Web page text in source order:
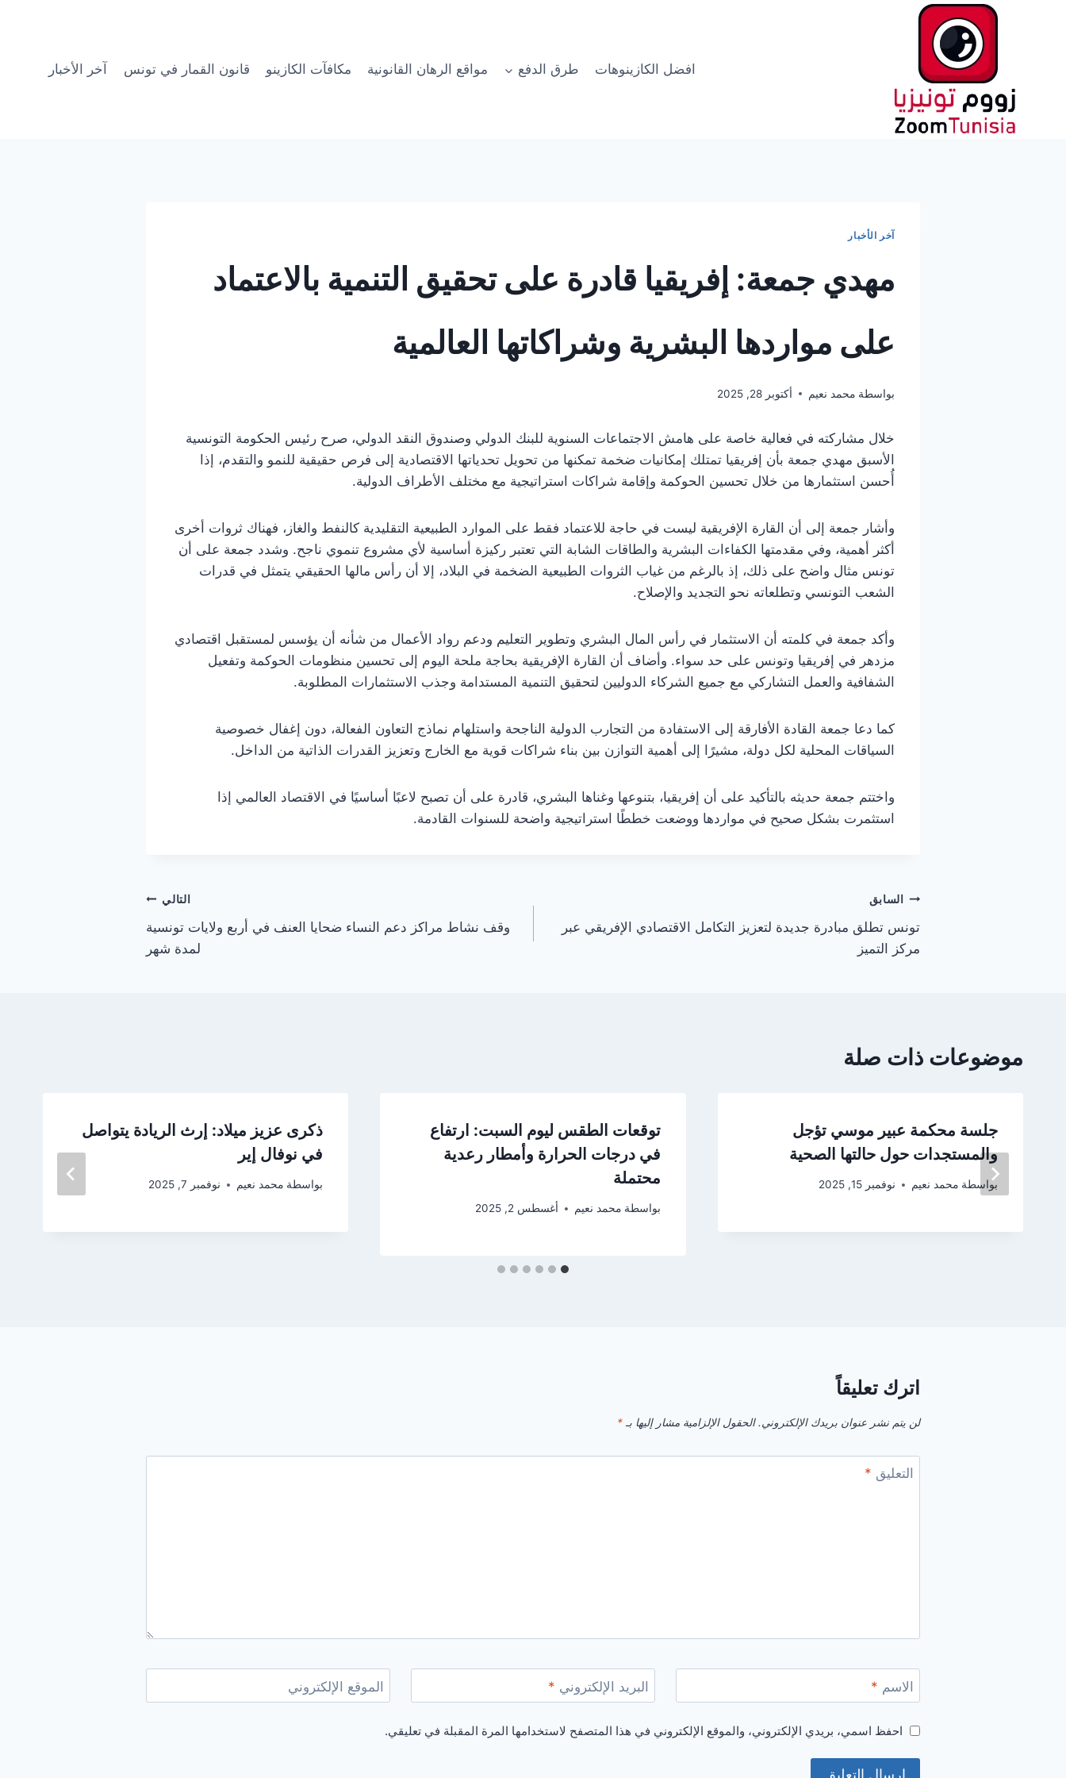
افضل الكازينوهات
طرق الدفع مواقع الرهان القانونية مكافآت الكازينو قانون القمار في تونس آخر الأخبار
آخر الأخبار
مهدي جمعة: إفريقيا قادرة على تحقيق التنمية بالاعتماد
على مواردها البشرية وشراكاتها العالمية
بواسطة محمد نعيم أكتوبر 28, 2025
خلال مشاركته في فعالية خاصة على هامش الاجتماعات السنوية للبنك الدولي وصندوق النقد الدولي، صرح رئيس الحكومة التونسية
الأسبق مهدي جمعة بأن إفريقيا تمتلك إمكانيات ضخمة تمكنها من تحويل تحدياتها الاقتصادية إلى فرص حقيقية للنمو والتقدم، إذا
أُحسن استثمارها من خلال تحسين الحوكمة وإقامة شراكات استراتيجية مع مختلف الأطراف الدولية.
وأشار جمعة إلى أن القارة الإفريقية ليست في حاجة للاعتماد فقط على الموارد الطبيعية التقليدية كالنفط والغاز، فهناك ثروات أخرى
أكثر أهمية، وفي مقدمتها الكفاءات البشرية والطاقات الشابة التي تعتبر ركيزة أساسية لأي مشروع تنموي ناجح. وشدد جمعة على أن
تونس مثال واضح على ذلك، إذ بالرغم من غياب الثروات الطبيعية الضخمة في البلاد، إلا أن رأس مالها الحقيقي يتمثل في قدرات
الشعب التونسي وتطلعاته نحو التجديد والإصلاح.
وأكد جمعة في كلمته أن الاستثمار في رأس المال البشري وتطوير التعليم ودعم رواد الأعمال من شأنه أن يؤسس لمستقبل اقتصادي
مزدهر في إفريقيا وتونس على حد سواء. وأضاف أن القارة الإفريقية بحاجة ملحة اليوم إلى تحسين منظومات الحوكمة وتفعيل
الشفافية والعمل التشاركي مع جميع الشركاء الدوليين لتحقيق التنمية المستدامة وجذب الاستثمارات المطلوبة.
كما دعا جمعة القادة الأفارقة إلى الاستفادة من التجارب الدولية الناجحة واستلهام نماذج التعاون الفعالة، دون إغفال خصوصية
السياقات المحلية لكل دولة، مشيرًا إلى أهمية التوازن بين بناء شراكات قوية مع الخارج وتعزيز القدرات الذاتية من الداخل.
واختتم جمعة حديثه بالتأكيد على أن إفريقيا، بتنوعها وغناها البشري، قادرة على أن تصبح لاعبًا أساسيًا في الاقتصاد العالمي إذا
استثمرت بشكل صحيح في مواردها ووضعت خططًا استراتيجية واضحة للسنوات القادمة.
تصفّح
المقالات
السابق
تونس تطلق مبادرة جديدة لتعزيز التكامل الاقتصادي الإفريقي عبر
مركز التميز
التالي
وقف نشاط مراكز دعم النساء ضحايا العنف في أربع ولايات تونسية
لمدة شهر
موضوعات ذات صلة
جلسة محكمة عبير موسي تؤجل
والمستجدات حول حالتها الصحية
بواسطة محمد نعيم نوفمبر 15, 2025
توقعات الطقس ليوم السبت: ارتفاع
في درجات الحرارة وأمطار رعدية
محتملة
بواسطة محمد نعيم أغسطس 2, 2025
ذكرى عزيز ميلاد: إرث الريادة يتواصل
في نوفال إير
بواسطة محمد نعيم نوفمبر 7, 2025
اترك تعليقاً
لن يتم نشر عنوان بريدك الإلكتروني. الحقول الإلزامية مشار إليها بـ *
التعليق *
الاسم * البريد الإلكتروني * الموقع الإلكتروني
احفظ اسمي، بريدي الإلكتروني، والموقع الإلكتروني في هذا المتصفح لاستخدامها المرة المقبلة في تعليقي.